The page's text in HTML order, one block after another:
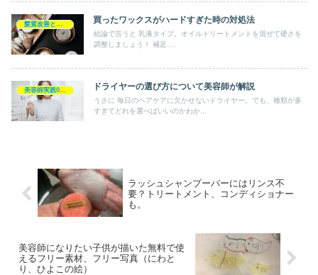
買ったワックスがハードすぎた時の対処法
結論で言うと 乳液タイプ。オイルトリートメントを混ぜて硬さを
調整しましょう！ 補足 ...
美容師実践0円ヘアケア ドライヤーの選び方について美容師が解説
うさに 毎日のヘアケアに欠かせないドライヤー。でも、種類が多
すぎてどれを選べばいいのかわか...
ラッシュシャンプーバーにはリンス不
要？トリートメント、コンディショナー
も。
美容師になりたい子供が描いた無料で使
えるフリー素材、フリー写真（にわと
り、ひよこの絵）